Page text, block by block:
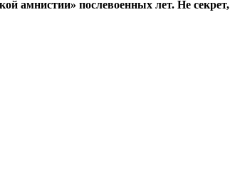
амнистии» послевоенных лет. Не секрет,